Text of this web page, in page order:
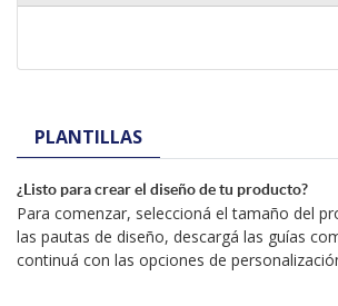
PLANTILLAS
¿Listo para crear el diseño de tu producto?
Para comenzar, seleccioná el tamaño del
las pautas de diseño, descargá las guías
continuá con las opciones de